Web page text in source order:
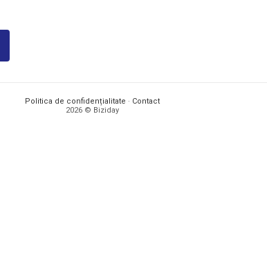
Politica de confidențialitate · Contact
2026 © Biziday